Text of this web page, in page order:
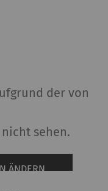
der von
sehen.
ÄNDERN